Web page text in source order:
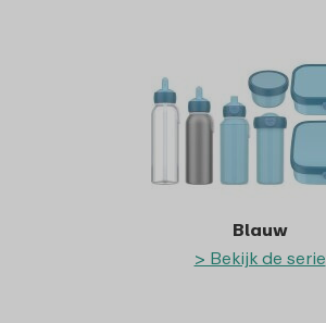
Blauw
> Bekijk de serie